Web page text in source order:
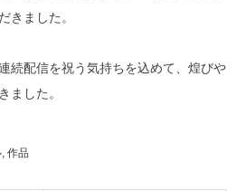
きました。
続配信を祝う気持ちを込めて、煌びや
ました。
, 作品